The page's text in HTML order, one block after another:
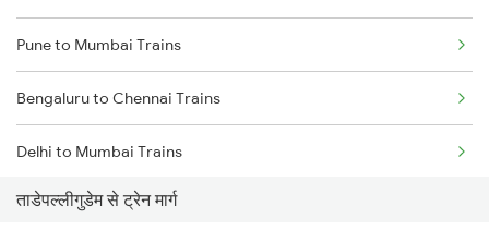
Pune to Mumbai Trains
Bengaluru to Chennai Trains
Delhi to Mumbai Trains
Mumbai to Pune Trains
ताडेपल्लीगुडेम से ट्रेन मार्ग